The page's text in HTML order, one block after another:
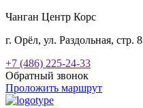
Чанган Центр Корс
г. Орёл, ул. Раздольная, стр. 8
+7 (486) 225-24-33
Обратный звонок
Проложить маршрут